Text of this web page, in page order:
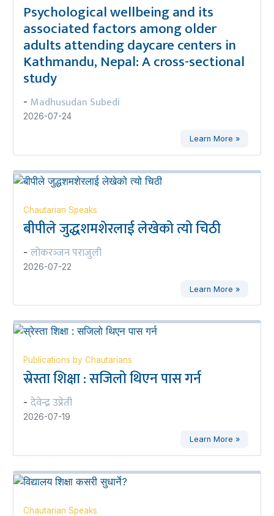
Psychological wellbeing and its
associated factors among older
adults attending daycare centers in
Kathmandu, Nepal: A cross-sectional
study
- Madhusudan Subedi
2026-07-24
Learn More »
Chautarian Speaks
बीपीले जुद्धशमशेरलाई लेखेको त्यो चिठी
- लोकरञ्‍जन पराजुली
2026-07-22
Learn More »
Publications by Chautarians
स्रेस्ता शिक्षा : सजिलो थिएन पास गर्न
- देवेन्द्र उप्रेती
2026-07-19
Learn More »
Chautarian Speaks